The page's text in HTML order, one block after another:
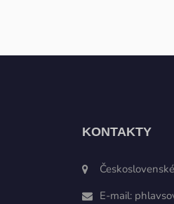
KONTAKTY
E-mail: